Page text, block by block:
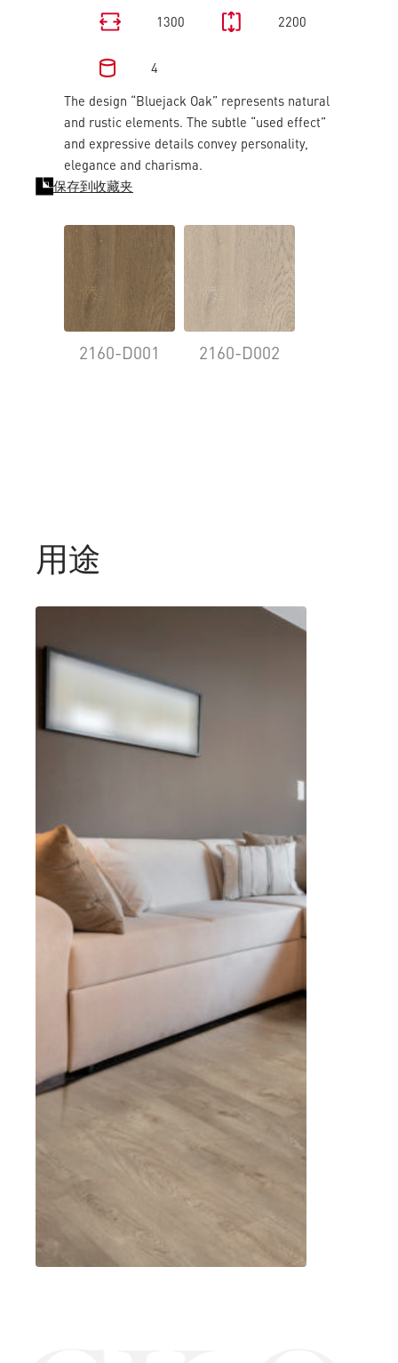
1300 2200
4
The design “Bluejack Oak” represents natural
and rustic elements. The subtle “used effect”
and expressive details convey personality,
elegance and charisma.
保存到收藏夹
2160-D001 2160-D002
用途